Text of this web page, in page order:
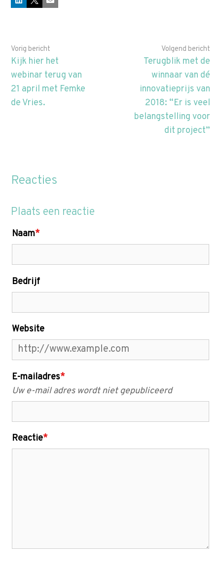
LinkedIn
X E-mail
Vorig bericht
Kijk hier het
webinar terug van
21 april met Femke
de Vries.
Volgend bericht
Terugblik met de
winnaar van dé
innovatieprijs van
2018: “Er is veel
belangstelling voor
dit project”
Reacties
Plaats een reactie
Naam*
Bedrijf
Website
E-mailadres*
Uw e-mail adres wordt niet gepubliceerd
Reactie*